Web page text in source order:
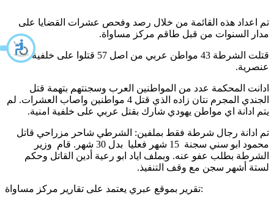
تم اعداد هذه القائمة من خلال رصد وفحص عشرات القضايا على
مدار السنوات من قبل طاقم مركز مساواة.
قتلت الشرطة 43 مواطن عربي من اصل 57 قتلوا على خلفية
عنصرية.
ادانت المحكمة عدد من المواطنين العرب وسجنتهم بتهمة قتل
الجندي المجرم نتان زاده الذي قتل 4 مواطنين واصاب العشرات. لم
يتم ادانة اي مواطن يهودي شارك بقتل عربي على خلفية امنية.
تم ادانة رجال شرطة فقط بملفين: الشرطي شاحر مزراحي قاتل
محمود ابو سني سجنة 15 شهر فعليا بدل 30 شهر. قام وزير
الشرطة بطلب عفو عنه. وبملف اياد ابو رعية أدين القاتل وحكم
لستة أشهر سجن مع وقف التنفيذ.
تقرير بموقع عبري يعتمد على تقارير مركز مساواة: